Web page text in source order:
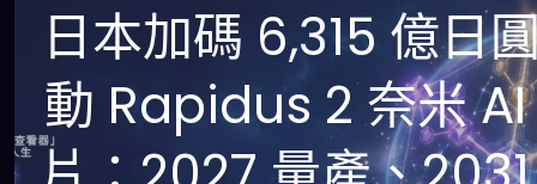
日本加碼 6,315 億日
動 Rapidus 2 奈米